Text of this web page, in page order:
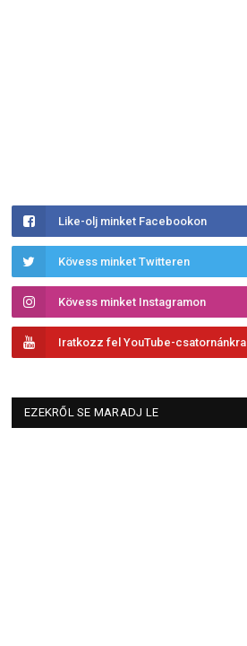
Like-olj minket Facebookon
Kövess minket Twitteren
Kövess minket Instagramon
Iratkozz fel YouTube-csatornánkra
EZEKRŐL SE MARADJ LE